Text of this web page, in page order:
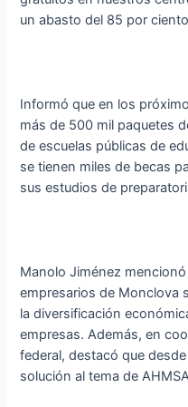
un abasto del 85 por
Informó que en los
más de 500 mil paquetes
de escuelas públicas de
se tienen miles de becas
sus estudios de
Manolo Jiménez
empresarios de Monclova
la diversificación
empresas. Además, en
federal, destacó que
solución al tema de